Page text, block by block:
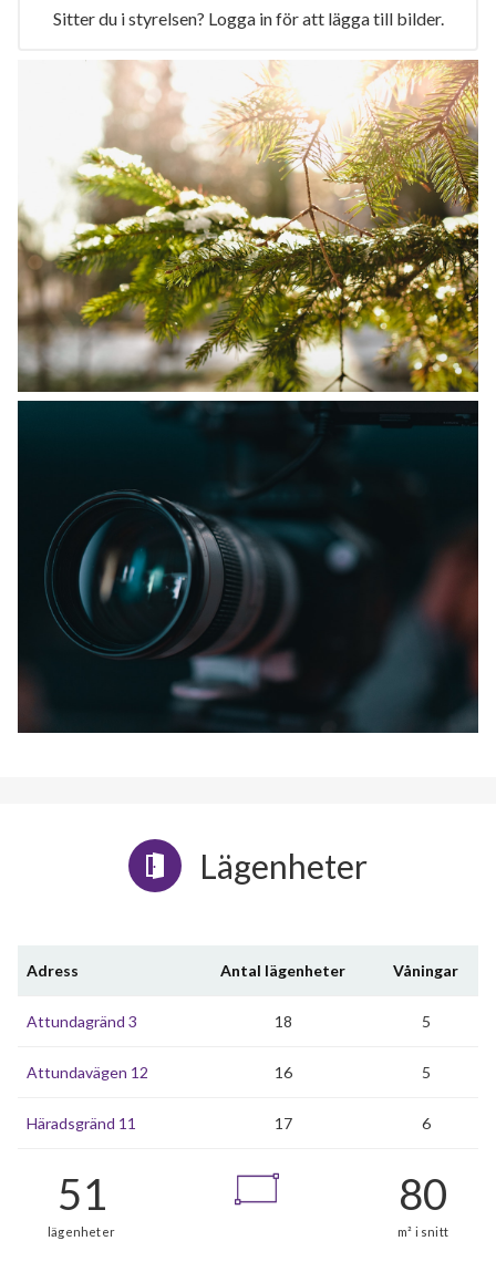
Sitter du i styrelsen? Logga in för att lägga till bilder.
Lägenheter
Adress Antal lägenheter Våningar
Attundagränd 3 18 5
Attundavägen 12 16 5
Häradsgränd 11 17 6